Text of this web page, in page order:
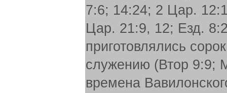
7:6; 14:24; 2 Цар.
Цар. 21:9, 12; Езд.
приготовлялись
служению (Втор 9:9;
времена